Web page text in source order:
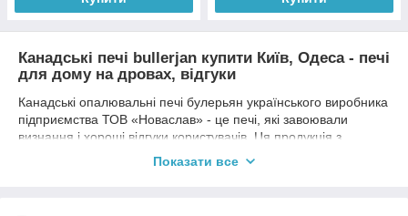
Канадські печі bullerjan купити Київ, Одеса - печі
для дому на дровах, відгуки
Канадські опалювальні печі булерьян українського виробника
підприємства ТОВ «Новаслав» - це печі, які завоювали
визнання і хороші відгуки користувачів. Ця продукція з
успіхом продається на українському ринку понад 15 років.
Ціна на дров'яне опалення завжди була найменшою
Показати все